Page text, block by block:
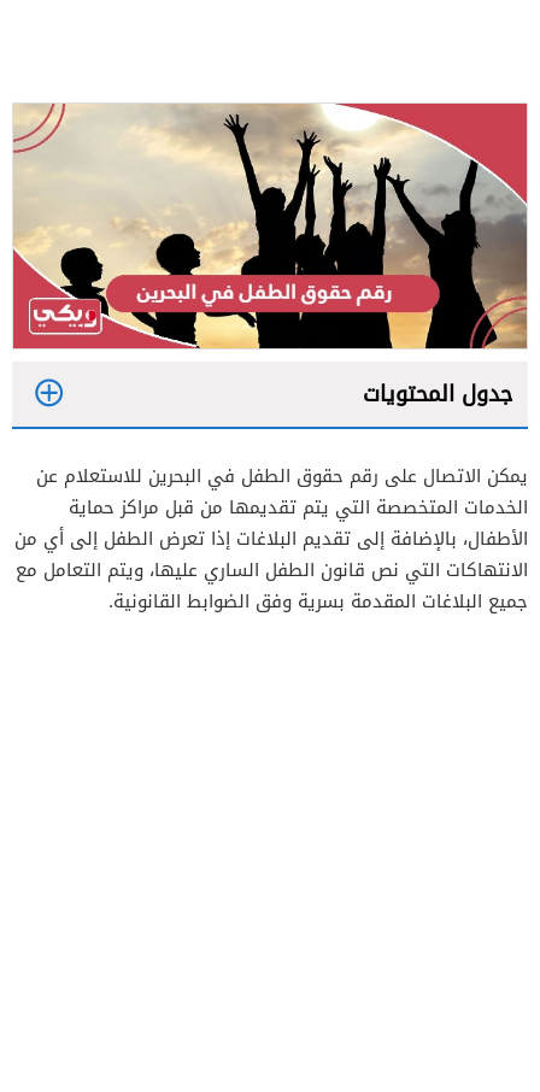
جدول المحتويات
2
يمكن الاتصال على رقم حقوق الطفل في البحرين للاستعلام عن
الخدمات المتخصصة التي يتم تقديمها من قبل مراكز حماية
الأطفال، بالإضافة إلى تقديم البلاغات إذا تعرض الطفل إلى أي من
الانتهاكات التي نص قانون الطفل الساري عليها، ويتم التعامل مع
جميع البلاغات المقدمة بسرية وفق الضوابط القانونية.